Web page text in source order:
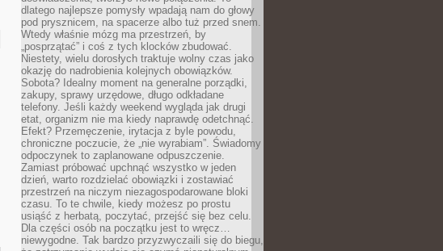
dlatego najlepsze pomysły wpadają nam do głowy
pod prysznicem, na spacerze albo tuż przed snem.
Wtedy właśnie mózg ma przestrzeń, by
„posprzątać” i coś z tych klocków zbudować.
Niestety, wielu dorosłych traktuje wolny czas jako
okazję do nadrobienia kolejnych obowiązków.
Sobota? Idealny moment na generalne porządki,
zakupy, sprawy urzędowe, długo odkładane
telefony. Jeśli każdy weekend wygląda jak drugi
etat, organizm nie ma kiedy naprawdę odetchnąć.
Efekt? Przemęczenie, irytacja z byle powodu,
chroniczne poczucie, że „nie wyrabiam”. Świadomy
odpoczynek to zaplanowane odpuszczenie.
Zamiast próbować upchnąć wszystko w jeden
dzień, warto rozdzielać obowiązki i zostawiać
przestrzeń na niczym niezagospodarowane bloki
czasu. To te chwile, kiedy możesz po prostu
usiąść z herbatą, poczytać, przejść się bez celu.
Dla części osób na początku jest to wręcz…
niewygodne. Tak bardzo przyzwyczaili się do biegu,